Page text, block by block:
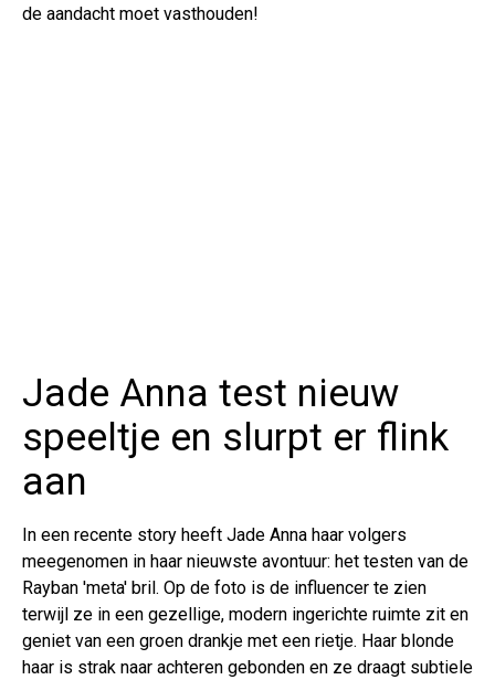
de aandacht moet vasthouden!
Jade Anna test nieuw
speeltje en slurpt er flink
aan
In een recente story heeft Jade Anna haar volgers
meegenomen in haar nieuwste avontuur: het testen van de
Rayban 'meta' bril. Op de foto is de influencer te zien
terwijl ze in een gezellige, modern ingerichte ruimte zit en
geniet van een groen drankje met een rietje. Haar blonde
haar is strak naar achteren gebonden en ze draagt subtiele